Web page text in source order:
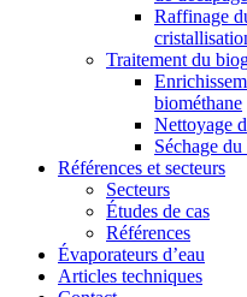
Raffinage
Traitement du
biométhane
Nettoyage
Séchage
Références et secteurs
Secteurs
Études de cas
Références
Évaporateurs d’eau
Articles techniques